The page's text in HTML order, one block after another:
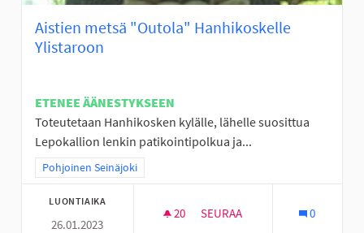
Aistien metsä "Outola" Hanhikoskelle
Ylistaroon
ETENEE ÄÄNESTYKSEEN
Toteutetaan Hanhikosken kylälle, lähelle suosittua
Lepokallion lenkin patikointipolkua ja...
Rajaa tulokset teeman mukaan: Pohjoinen Seinäjoki
Pohjoinen Seinäjoki
LUONTIAIKA
26.01.2023
20 20 SEURAAJAA
SEURAA 0